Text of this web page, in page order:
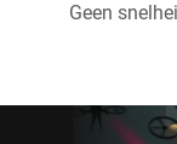
Geen